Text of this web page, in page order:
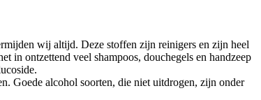
wij altijd. Deze stoffen zijn reinigers en zijn heel
in ontzettend veel shampoos, douchegels en handzeep
Goede alcohol soorten, die niet uitdrogen, zijn onder